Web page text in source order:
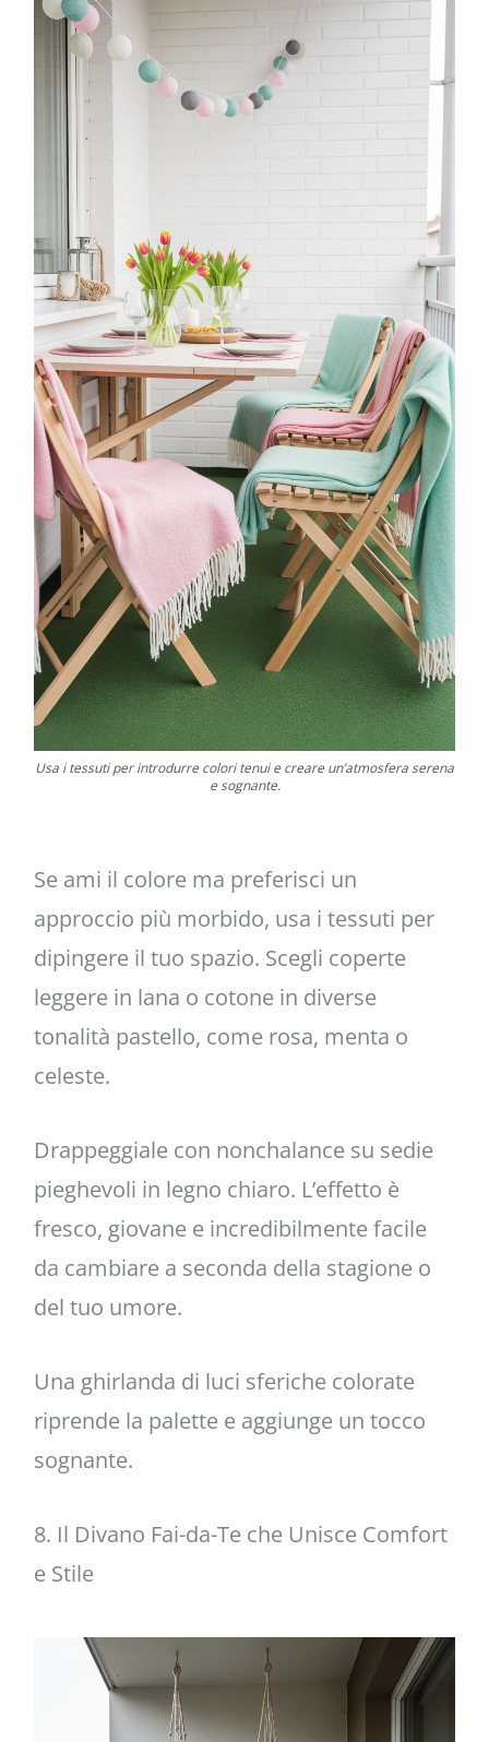
Usa i tessuti per introdurre colori tenui e creare un’atmosfera serena
e sognante.
Se ami il colore ma preferisci un
approccio più morbido, usa i tessuti per
dipingere il tuo spazio. Scegli coperte
leggere in lana o cotone in diverse
tonalità pastello, come rosa, menta o
celeste.
Drappeggiale con nonchalance su sedie
pieghevoli in legno chiaro. L’effetto è
fresco, giovane e incredibilmente facile
da cambiare a seconda della stagione o
del tuo umore.
Una ghirlanda di luci sferiche colorate
riprende la palette e aggiunge un tocco
sognante.
8. Il Divano Fai-da-Te che Unisce Comfort
e Stile